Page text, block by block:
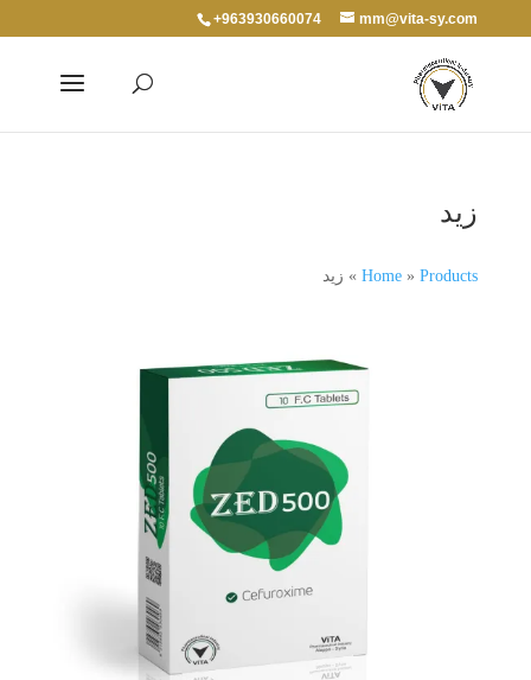
+963930660074 mm@vita-sy.com
زيد
Home »Products
» زيد